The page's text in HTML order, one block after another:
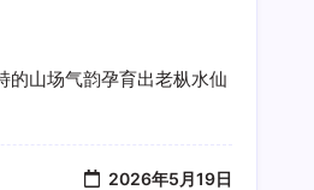
的山场气韵孕育出老枞水仙
2026年5月19日